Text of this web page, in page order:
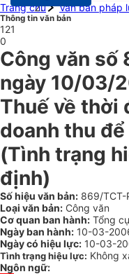
Trang chủ
Văn bản pháp
Thông tin văn bản
121
0
Công văn số
ngày 10/03/
Thuế về thời
doanh thu
(Tình trạng
định)
Số hiệu văn bản: 869/TCT-
Loại văn bản: Công văn
Cơ quan ban hành: Tổng
Ngày ban hành: 10-03-
Ngày có hiệu lực: 10-03-
Tình trạng hiệu lực: Không
Ngôn ngữ: